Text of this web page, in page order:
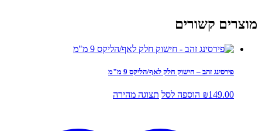
מוצרים קשורים
פירסינג זהב – חישוק חלק לאף/הליקס 9 מ"מ
₪149.00 הוספה לסל תצוגה מהירה